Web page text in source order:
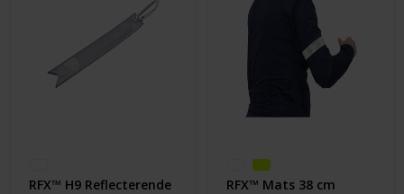
RFX™ H9 Reflecterende
RFX™ Mats 38 cm